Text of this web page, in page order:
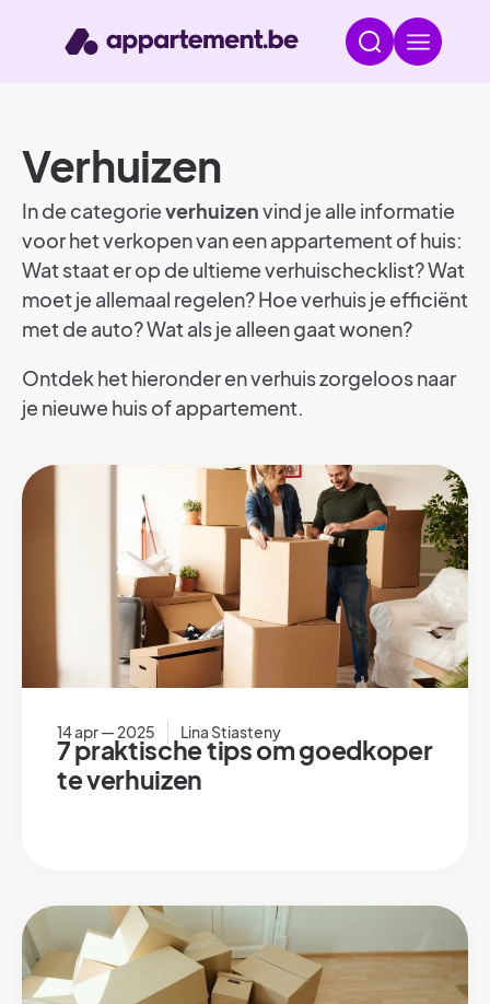
Verhuizen
In de categorieverhuizenvind je alle informatie
voor het verkopen van een appartement of huis:
Wat staat er op de ultieme verhuischecklist? Wat
moet je allemaal regelen? Hoe verhuis je efficiënt
met de auto? Wat als je alleen gaat wonen?
Ontdek het hieronder en verhuis zorgeloos naar
je nieuwe huis of appartement.
14 apr — 2025 Lina Stiasteny
7 praktische tips om goedkoper
te verhuizen